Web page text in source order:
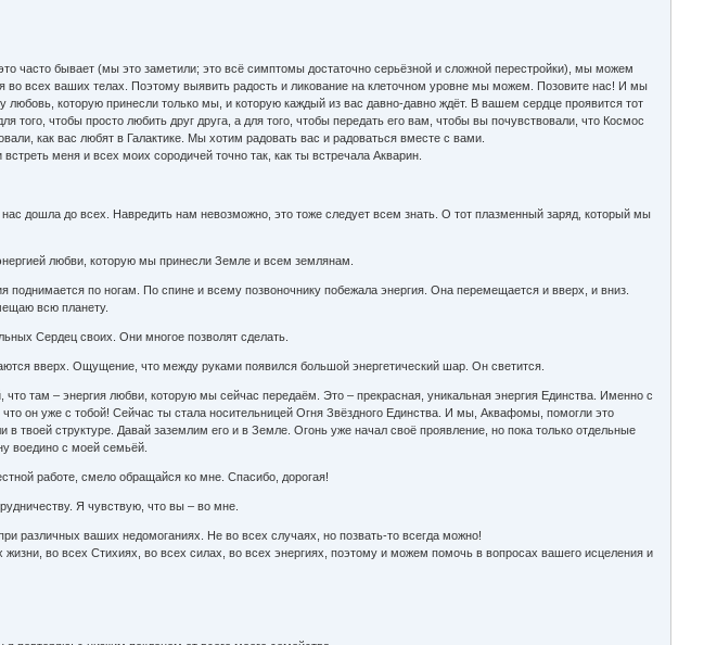
часто бывает (мы это заметили; это всё симптомы достаточно серьёзной и сложной перестройки), мы можем
всех ваших телах. Поэтому выявить радость и ликование на клеточном уровне мы можем. Позовите нас! И мы
которую принесли только мы, и которую каждый из вас давно-давно ждёт. В вашем сердце проявится тот
чтобы просто любить друг друга, а для того, чтобы передать его вам, чтобы вы почувствовали, что Космос
как вас любят в Галактике. Мы хотим радовать вас и радоваться вместе с вами.
меня и всех моих сородичей точно так, как ты встречала Акварин.
дошла до всех. Навредить нам невозможно, это тоже следует всем знать. О тот плазменный заряд, который мы
любви, которую мы принесли Земле и всем землянам.
по ногам. По спине и всему позвоночнику побежала энергия. Она перемещается и вверх, и вниз.
всю планету.
Сердец своих. Они многое позволят сделать.
вверх. Ощущение, что между руками появился большой энергетический шар. Он светится.
там – энергия любви, которую мы сейчас передаём. Это – прекрасная, уникальная энергия Единства. Именно с
он уже с тобой! Сейчас ты стала носительницей Огня Звёздного Единства. И мы, Аквафомы, помогли это
твоей структуре. Давай заземлим его и в Земле. Огонь уже начал своё проявление, но пока только отдельные
воедино с моей семьёй.
работе, смело обращайся ко мне. Спасибо, дорогая!
Я чувствую, что вы – во мне.
различных ваших недомоганиях. Не во всех случаях, но позвать-то всегда можно!
во всех Стихиях, во всех силах, во всех энергиях, поэтому и можем помочь в вопросах вашего исцеления и